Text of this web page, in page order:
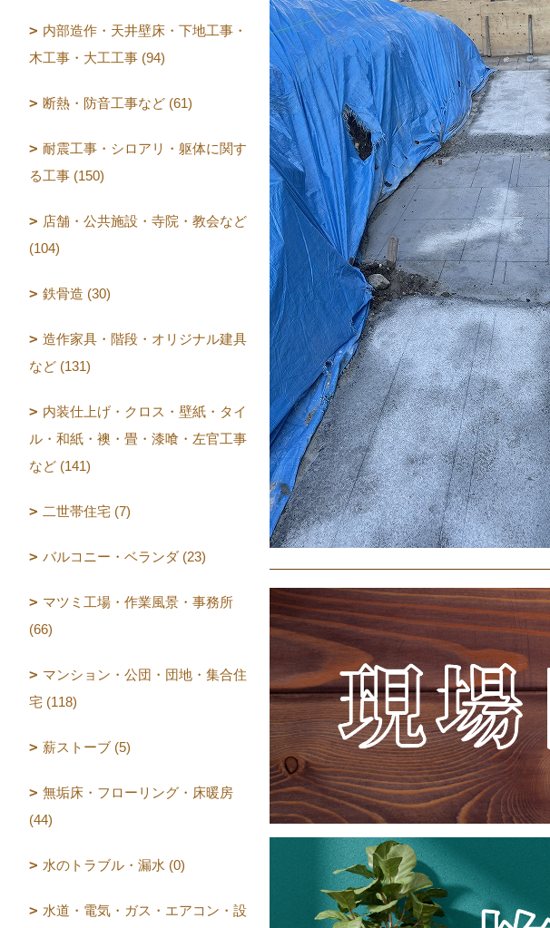
内部造作・天井壁床・下地工事・
木工事・大工工事 (94)
断熱・防音工事など (61)
耐震工事・シロアリ・躯体に関す
る工事 (150)
店舗・公共施設・寺院・教会など
(104)
鉄骨造 (30)
造作家具・階段・オリジナル建具
など (131)
内装仕上げ・クロス・壁紙・タイ
ル・和紙・襖・畳・漆喰・左官工事
など (141)
二世帯住宅 (7)
バルコニー・ベランダ (23)
マツミ工場・作業風景・事務所
(66)
マンション・公団・団地・集合住
宅 (118)
薪ストーブ (5)
無垢床・フローリング・床暖房
(44)
水のトラブル・漏水 (0)
水道・電気・ガス・エアコン・設